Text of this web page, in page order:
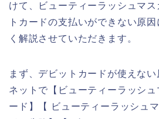
けて、ビューティーラッシュマ
トカードの支払いができない原
く解説させていただきます。
まず、デビットカードが使えない
ネットで【ビューティーラッシ
ード】【 ビューティーラッシュ